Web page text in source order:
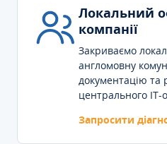
Локальний
компанії
Закриваємо
англомовну
документацію та
центрального IT-
Запросити